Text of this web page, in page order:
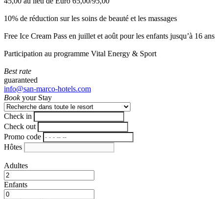
10% de réduction sur les soins de beauté et les massages
Free Ice Cream Pass en juillet et août pour les enfants jusqu’à 16 ans
Participation au programme Vital Energy & Sport
Best rate
guaranteed
info@san-marco-hotels.com
Bookyour Stay
Check in
Check out
Promo code
Hôtes
Adultes
Enfants